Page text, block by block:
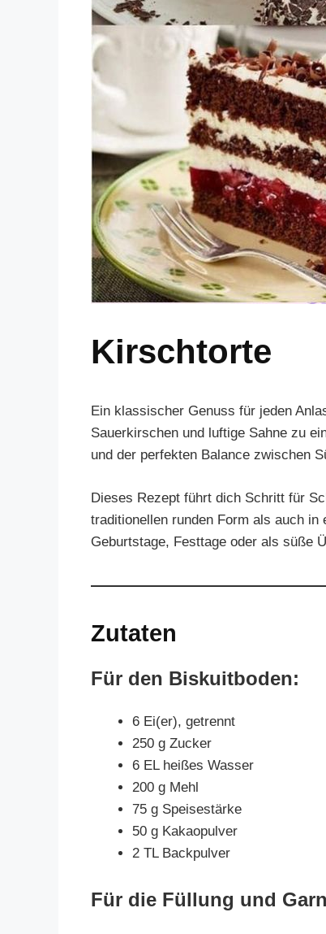
Kirschtorte
Ein klassischer Genuss für jeden
Sauerkirschen und luftige Sahne zu
und der perfekten Balance zwischen
Dieses Rezept führt dich Schritt für
traditionellen runden Form als auch
Geburtstage, Festtage oder als süße
Zutaten
Für den Biskuitboden:
6 Ei(er), getrennt
250 g Zucker
6 EL heißes Wasser
200 g Mehl
75 g Speisestärke
50 g Kakaopulver
2 TL Backpulver
Für die Füllung und